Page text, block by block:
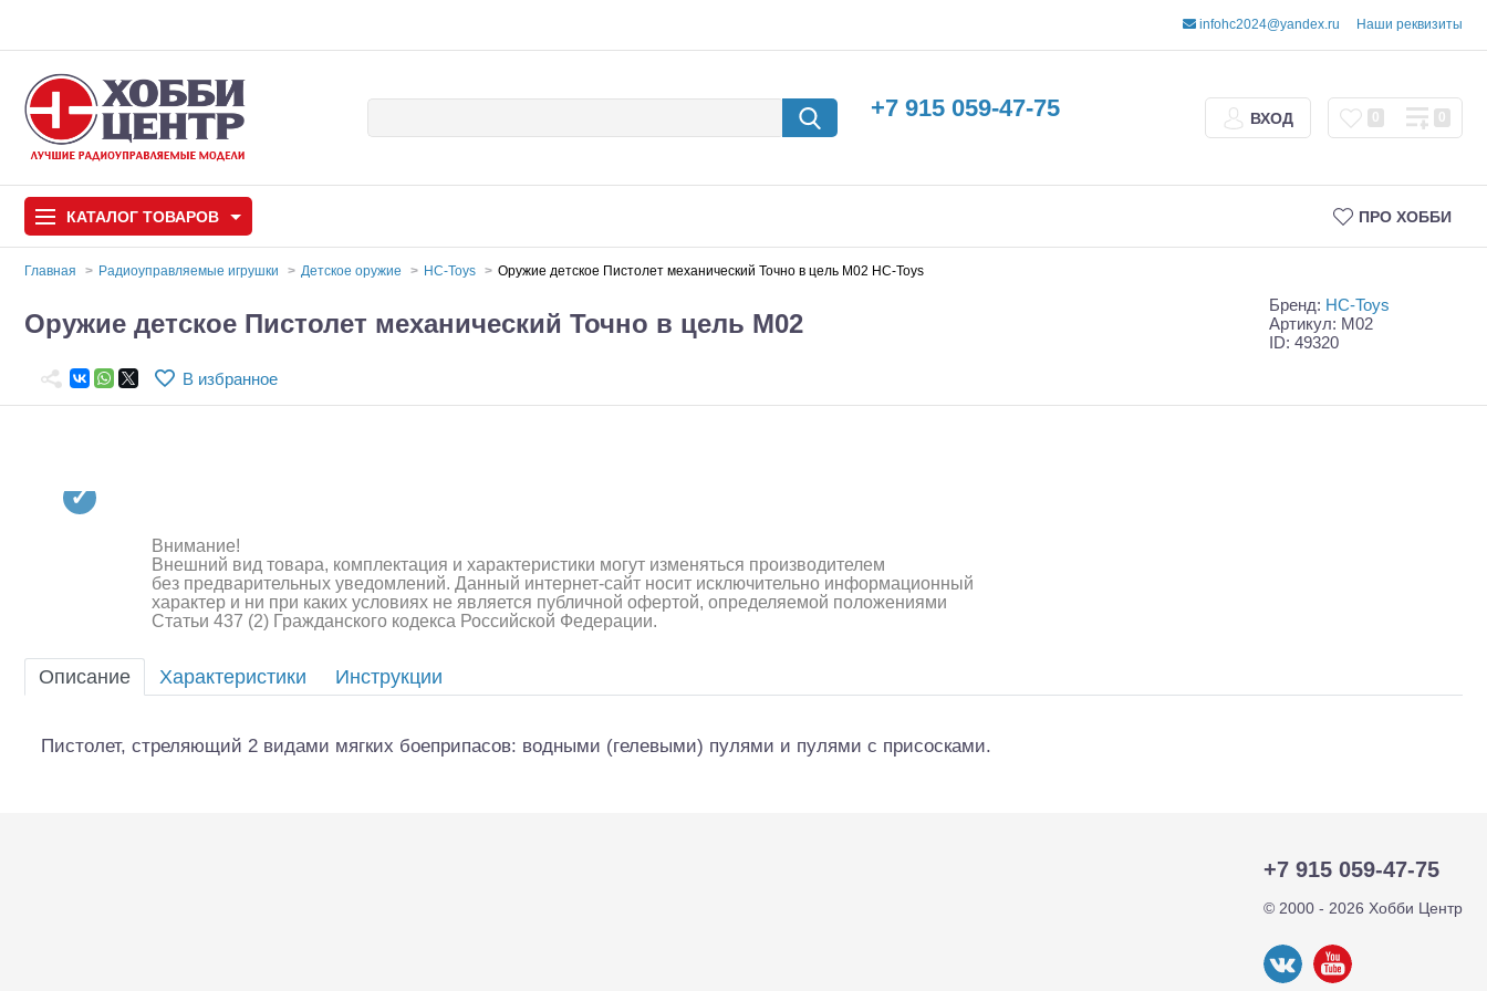
infohc2024@yandex.ru Наши реквизиты
+7 915 059-47-75 ВХОД 0 0
КАТАЛОГ ТОВАРОВ ПРО ХОББИ
Игрушки
Квадрокоптеры
Аккумуляторы и батарейки
питания
Автомодели для сборки
Машины с
Трофи Шорт-корсы
ДВС модели
Главная Радиоуправляемые игрушки Детское оружие HC-Toys Оружие детское Пистолет механический Точно в цель M02 HC-Toys
Оружие детское Пистолет механический Точно в цель M02
Бренд: HC-Toys
Артикул: M02
ID: 49320
В избранное
Внимание!
Внешний вид товара, комплектация и характеристики могут изменяться производителем
без предварительных уведомлений. Данный интернет-сайт носит исключительно информационный
характер и ни при каких условиях не является публичной офертой, определяемой положениями
Статьи 437 (2) Гражданского кодекса Российской Федерации.
Описание Характеристики Инструкции
Пистолет, стреляющий 2 видами мягких боеприпасов: водными (гелевыми) пулями и пулями с присосками.
+7 915 059-47-75
© 2000 - 2026 Хобби Центр